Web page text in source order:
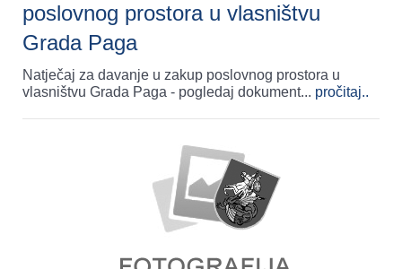
poslovnog prostora u vlasništvu
Grada Paga
Natječaj za davanje u zakup poslovnog prostora u
vlasništvu Grada Paga - pogledaj dokument... pročitaj..